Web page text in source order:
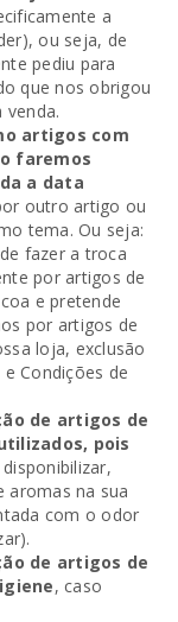
a
ou seja, de
pediu para
que nos obrigou
artigos com
faremos
a data
outro artigo ou
tema. Ou seja:
fazer a troca
por artigos de
e pretende
por artigos de
loja, exclusão
Condições de
de artigos de
pois
aromas na sua
com o odor
de artigos de
, caso